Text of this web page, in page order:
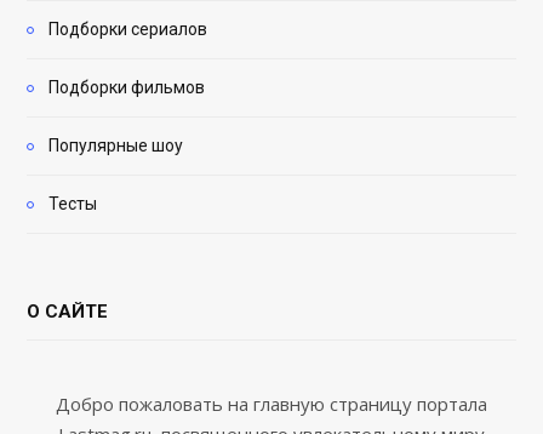
Подборки сериалов
Подборки фильмов
Популярные шоу
Тесты
О САЙТЕ
Добро пожаловать на главную страницу портала